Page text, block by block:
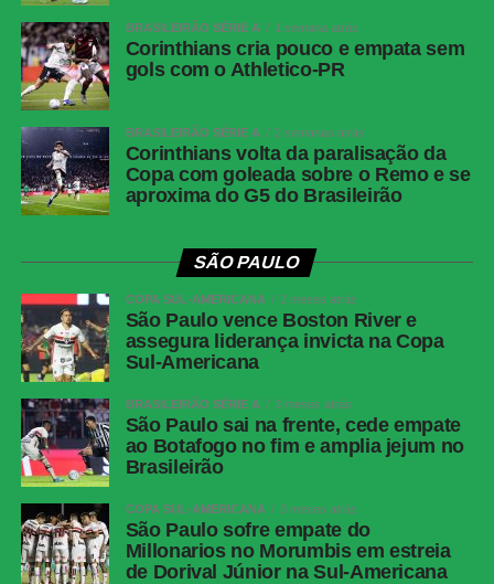
LinkedIn
Share
BRASILEIRÃO SÉRIE A 1 semana atrás
Corinthians cria pouco e empata sem
gols com o Athletico-PR
BRASILEIRÃO SÉRIE A 2 semanas atrás
Corinthians volta da paralisação da
Copa com goleada sobre o Remo e se
aproxima do G5 do Brasileirão
SÃO PAULO
COPA SUL-AMERICANA 2 meses atrás
São Paulo vence Boston River e
assegura liderança invicta na Copa
Sul-Americana
BRASILEIRÃO SÉRIE A 3 meses atrás
São Paulo sai na frente, cede empate
ao Botafogo no fim e amplia jejum no
Brasileirão
COPA SUL-AMERICANA 3 meses atrás
São Paulo sofre empate do
Millonarios no Morumbis em estreia
de Dorival Júnior na Sul-Americana